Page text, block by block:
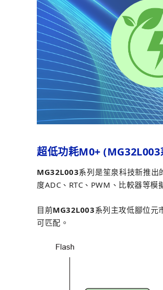
超低功耗M0+ (MG32L003
MG32L003系列是笙泉科技新推出
度ADC、RTC、PWM、比較器等
目前MG32L003系列主攻低腳位元
可匹配。